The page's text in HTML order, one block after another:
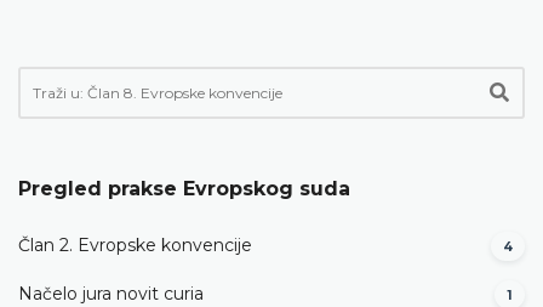
Pregled prakse Evropskog suda
Član 2. Evropske konvencije 4
Načelo jura novit curia 1